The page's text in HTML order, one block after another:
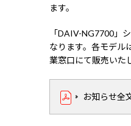
ます。
「DAIV-NG7700」
なります。各モデル
業窓口にて販売いた
お知らせ全